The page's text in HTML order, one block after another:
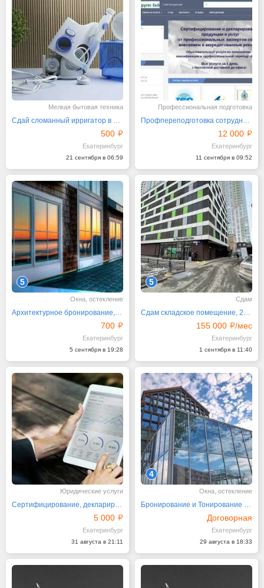
Мелкая бытовая техника
Сдай сломанный ирригатор в трейд-ин и получи скидку!
500
Екатеринбург
21 сентября в 06:59
Профессиональная подготовка
Профпереподготовка сотрудников. Курсы переподготовки
12 000
Екатеринбург
11 сентября в 09:52
5
Окна, остекление
Архитектурное бронирование, тонирование
700
Екатеринбург
5 сентября в 19:28
5
Сдам
Сдам складское помещение, 258 м²
155 000 /мес
Екатеринбург
1 сентября в 11:40
Юридические услуги
Сертифицирование, декларирование продукции и услуг
5 000
Екатеринбург
31 августа в 21:11
4
Окна, остекление
Бронирование и Тонирование перегородок стекол окон
Договорная
Екатеринбург
29 августа в 18:33